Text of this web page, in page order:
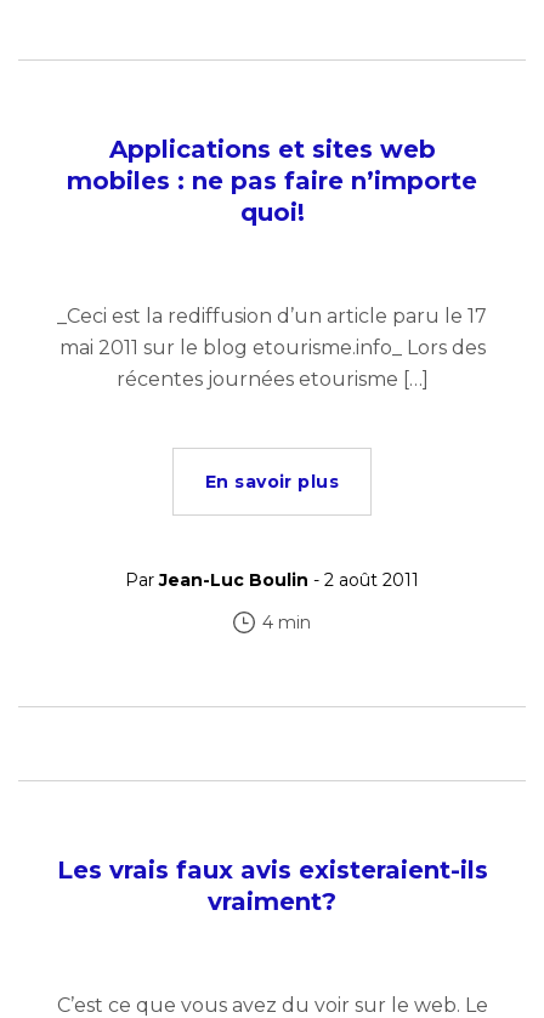
Applications et sites web
mobiles : ne pas faire n’importe
quoi!
_Ceci est la rediffusion d’un article paru le 17
mai 2011 sur le blog etourisme.info_ Lors des
récentes journées etourisme […]
En savoir plus
ParJean-Luc Boulin - 2 août 2011
4 min
Les vrais faux avis existeraient-ils
vraiment?
C’est ce que vous avez du voir sur le web. Le